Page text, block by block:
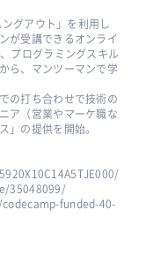
グアウト」を利用し
が受講できるオンライ
プログラミングスキル
ら、マンツーマンで学
の打ち合わせで技術の
ア（営業やマーケ職な
」の提供を開始。
35048099/
funded-40-